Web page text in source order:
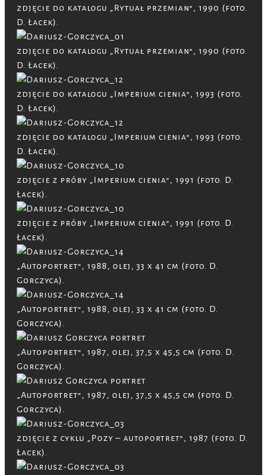
zdjęcie do katalogu „Rytuał przemian”, 1990 (foto.
D. Łacek).
zdjęcie do katalogu „Rytuał przemian”, 1990 (foto.
D. Łacek).
zdjęcie do katalogu „Imperium cienia”, 1993 (foto.
D. Łacek).
zdjęcie do katalogu „Imperium cienia”, 1993 (foto.
D. Łacek).
zdjęcie z próby „Imperium cienia”, 1991 (foto. D.
Łacek).
zdjęcie z próby „Imperium cienia”, 1991 (foto. D.
Łacek).
„Autoportret”, 1988, olej, 33 x 41 cm (foto. D.
Gorczyca).
„Autoportret”, 1988, olej, 33 x 41 cm (foto. D.
Gorczyca).
„Autoportret”, 1987, olej, 37,5 x 45,5 cm (foto. D.
Gorczyca).
„Autoportret”, 1987, olej, 37,5 x 45,5 cm (foto. D.
Gorczyca).
zdjęcie z cyklu „Pozy – autoportret”, 1987 (foto. D.
Łacek).